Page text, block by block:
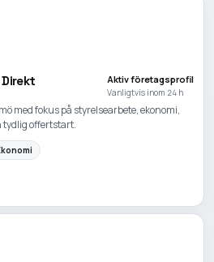
Aktiv företagsprofil
Vanligtvis inom 24 h
med fokus på styrelsearbete, ekonomi,
tydlig offertstart.